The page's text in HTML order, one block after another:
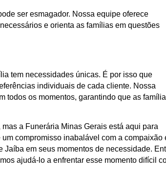
ser esmagador. Nossa equipe oferece
e orienta as famílias em questões
tem necessidades únicas. É por isso que
individuais de cada cliente. Nossa
todos os momentos, garantindo que as
a Funerária Minas Gerais está aqui para
compromisso inabalável com a compaixão
em seus momentos de necessidade.
ajudá-lo a enfrentar esse momento difícil